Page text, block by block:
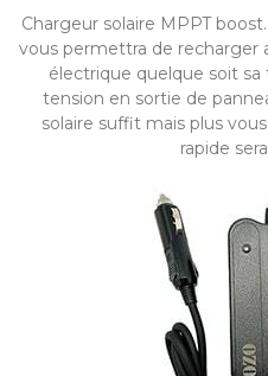
Chargeur solaire MPPT
vous permettra de recharger
électrique quelque soit
tension en sortie de
solaire suffit mais plus
rapide